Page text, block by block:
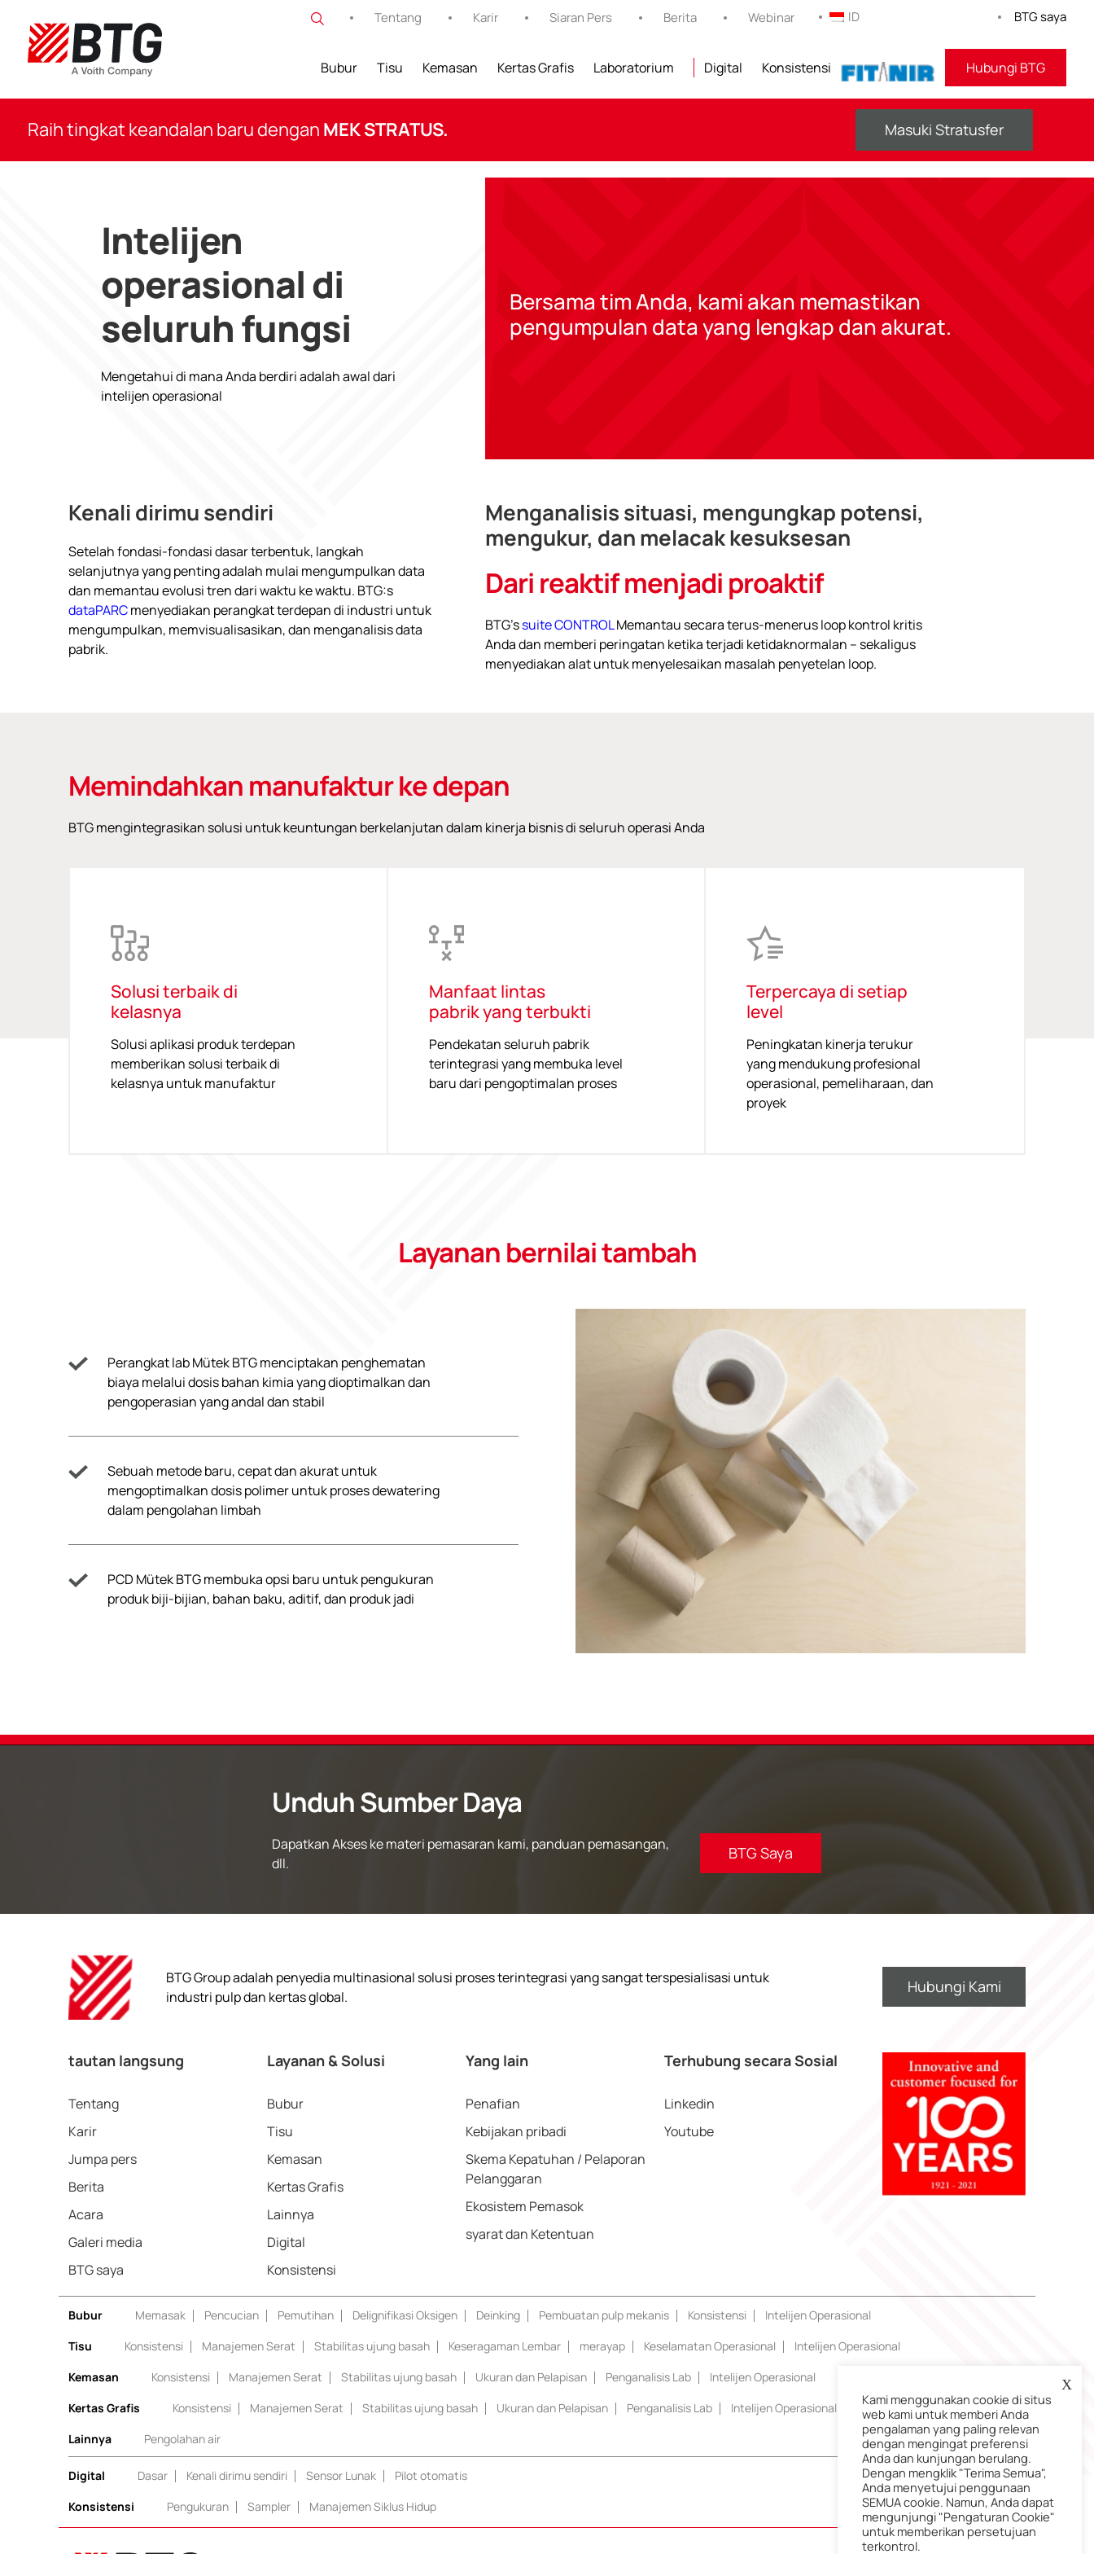
konten
Tentang Karir Siaran Pers Berita Webinar ID BTG saya
Bubur Tisu Kemasan Kertas Grafis Laboratorium Digital Konsistensi KEBUGARAN Hubungi BTG
Raih tingkat keandalan baru dengan MEK STRATUS. Masuki Stratusfer
Intelijen
operasional di
seluruh fungsi
Mengetahui di mana Anda berdiri adalah awal dari
intelijen operasional
Bersama tim Anda, kami akan memastikan
pengumpulan data yang lengkap dan akurat.
Kenali dirimu sendiri
Setelah fondasi-fondasi dasar terbentuk, langkah
selanjutnya yang penting adalah mulai mengumpulkan data
dan memantau evolusi tren dari waktu ke waktu. BTG:s
dataPARCmenyediakan perangkat terdepan di industri untuk
mengumpulkan, memvisualisasikan, dan menganalisis data
pabrik.
Menganalisis situasi, mengungkap potensi,
mengukur, dan melacak kesuksesan
Dari reaktif menjadi proaktif
BTG'ssuite CONTROLMemantau secara terus-menerus loop kontrol kritis
Anda dan memberi peringatan ketika terjadi ketidaknormalan – sekaligus
menyediakan alat untuk menyelesaikan masalah penyetelan loop.
Memindahkan manufaktur ke depan
BTG mengintegrasikan solusi untuk keuntungan berkelanjutan dalam kinerja bisnis di seluruh operasi Anda
Solusi terbaik di
kelasnya
Solusi aplikasi produk terdepan
memberikan solusi terbaik di
kelasnya untuk manufaktur
Manfaat lintas
pabrik yang terbukti
Pendekatan seluruh pabrik
terintegrasi yang membuka level
baru dari pengoptimalan proses
Terpercaya di setiap
level
Peningkatan kinerja terukur
yang mendukung profesional
operasional, pemeliharaan, dan
proyek
Layanan bernilai tambah
Perangkat lab Mütek BTG menciptakan penghematan
biaya melalui dosis bahan kimia yang dioptimalkan dan
pengoperasian yang andal dan stabil
Sebuah metode baru, cepat dan akurat untuk
mengoptimalkan dosis polimer untuk proses dewatering
dalam pengolahan limbah
PCD Mütek BTG membuka opsi baru untuk pengukuran
produk biji-bijian, bahan baku, aditif, dan produk jadi
Unduh Sumber Daya
Dapatkan Akses ke materi pemasaran kami, panduan pemasangan,
dll.
BTG Saya
BTG Group adalah penyedia multinasional solusi proses terintegrasi yang sangat terspesialisasi untuk
industri pulp dan kertas global.
Hubungi Kami
tautan langsung
Tentang
Karir
Jumpa pers
Berita
Acara
Galeri media
BTG saya
Layanan & Solusi
Bubur
Tisu
Kemasan
Kertas Grafis
Lainnya
Digital
Konsistensi
Yang lain
Penafian
Kebijakan pribadi
Skema Kepatuhan / Pelaporan
Pelanggaran
Ekosistem Pemasok
syarat dan Ketentuan
Terhubung secara Sosial
Linkedin
Youtube
Bubur Memasak Pencucian Pemutihan Delignifikasi Oksigen Deinking Pembuatan pulp mekanis Konsistensi
Intelijen Operasional
Tisu
Konsistensi Manajemen Serat Stabilitas ujung basah Keseragaman Lembar merayap Keselamatan Operasional
Intelijen Operasional
Kemasan
Konsistensi Manajemen Serat Stabilitas ujung basah Ukuran dan Pelapisan Penganalisis Lab
Intelijen Operasional
Kertas Grafis
Konsistensi Manajemen Serat Stabilitas ujung basah Ukuran dan Pelapisan Penganalisis Lab
Intelijen Operasional
Lainnya
Pengolahan air
Digital Dasar Kenali dirimu sendiri Sensor Lunak
Pilot otomatis
Konsistensi
Pengukuran Sampler Manajemen Siklus Hidup
X
Kami menggunakan cookie di situs
web kami untuk memberi Anda
pengalaman yang paling relevan
dengan mengingat preferensi
Anda dan kunjungan berulang.
Dengan mengklik "Terima Semua",
Anda menyetujui penggunaan
SEMUA cookie. Namun, Anda dapat
mengunjungi "Pengaturan Cookie"
untuk memberikan persetujuan
terkontrol.